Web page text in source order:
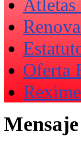
Atletas
Oferta